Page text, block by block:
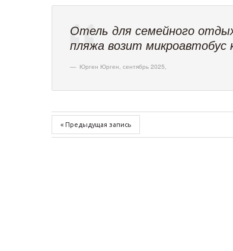
Отель для семейного
пляжа возит микроавтобус
Юрген Юрген, сентябрь 2025,
« Предыдущая запись